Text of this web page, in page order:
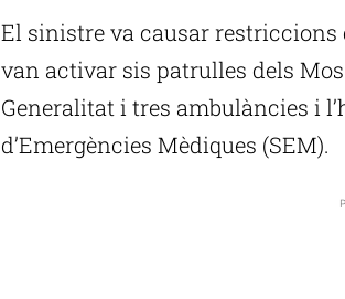
El sinistre va causar restriccions
van activar sis patrulles dels
Generalitat i tres ambulàncies i
d’Emergències Mèdiques (SEM).